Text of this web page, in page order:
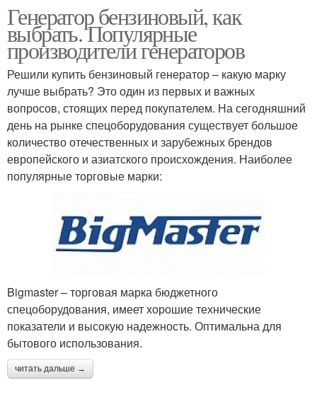
Генератор бензиновый, как
выбрать. Популярные
производители генераторов
Решили купить бензиновый генератор – какую марку
лучше выбрать? Это один из первых и важных
вопросов, стоящих перед покупателем. На сегодняшний
день на рынке спецоборудования существует большое
количество отечественных и зарубежных брендов
европейского и азиатского происхождения. Наиболее
популярные торговые марки:
Bigmaster – торговая марка бюджетного
спецоборудования, имеет хорошие технические
показатели и высокую надежность. Оптимальна для
бытового использования.
читать дальше →